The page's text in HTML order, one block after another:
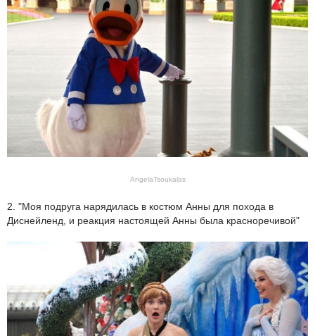
AngelaTsoukalas
2. "Моя подруга нарядилась в костюм Анны для похода в
Диснейленд, и реакция настоящей Анны была красноречивой"